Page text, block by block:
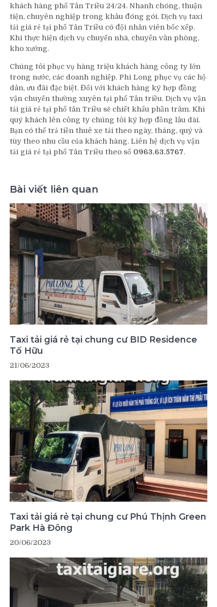
khách hàng phố Tân Triều 24/24. Nhanh chóng, thuận
tiện, chuyên nghiệp trong khâu đóng gói. Dịch vụ taxi
tải giá rẻ tại phố Tân Triều có đội nhân viên bốc xếp.
Khi thực hiện dịch vụ chuyển nhà, chuyển văn phòng,
kho xưởng.
Chúng tôi phục vụ hàng triệu khách hàng công ty lớn
trong nước, các doanh nghiệp. Phi Long phục vụ các hộ
dân, ưu đãi đặc biệt. Đối với khách hàng ký hợp đồng
vận chuyển thường xuyên tại phố Tân triều. Dịch vụ vận
tải giá rẻ tại phố tân Triều sẽ chiết khấu phần trăm. Khi
quý khách lên công ty chúng tôi ký hợp đồng lâu dài.
Bạn có thể trả tiền thuê xe tải theo ngày, tháng, quý và
tùy theo nhu cầu của khách hàng. Liên hệ dịch vụ vận
tải giá rẻ tại phố Tân Triều theo số 0963.63.5767.
Bài viết liên quan
Taxi tải giá rẻ tại chung cư BID Residence
Tố Hữu
21/06/2023
Taxi tải giá rẻ tại chung cư Phú Thịnh Green
Park Hà Đông
20/06/2023